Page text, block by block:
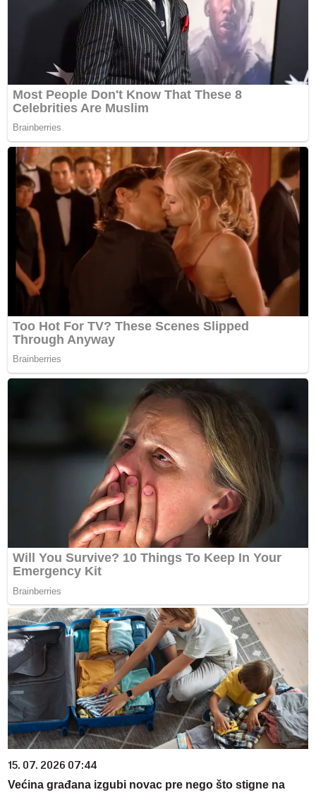
15. 07. 2026 07:44
Većina građana izgubi novac pre nego što stigne na